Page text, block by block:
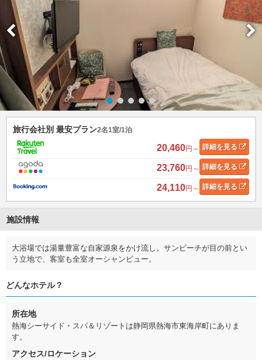
旅行会社別 最安プラン2名1室/1泊
20,460円～ 詳細を見る
23,760円～ 詳細を見る
24,110円～ 詳細を見る
施設情報
大浴場では湯量豊富な自家源泉をかけ流し。サンビーチが目の前とい
う立地で、客室も全室オーシャンビュー。
どんなホテル？
所在地
熱海シーサイド・スパ＆リゾートは静岡県熱海市東海岸町にありま
す。
アクセス/ロケーション